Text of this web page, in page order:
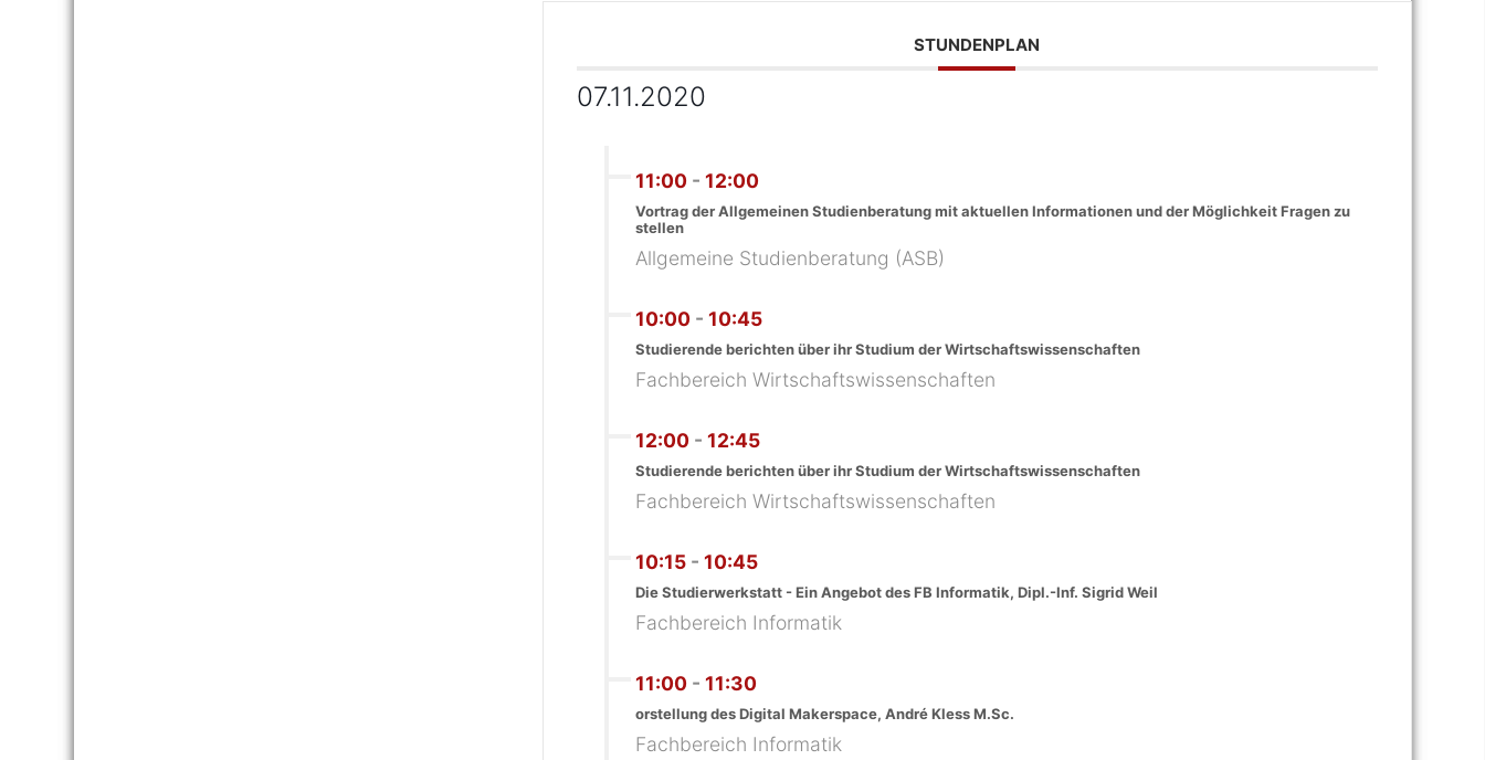
STUNDENPLAN
07.11.2020
11:00- 12:00
Vortrag der Allgemeinen Studienberatung mit aktuellen Informationen und der Möglichkeit Fragen zu
stellen
Allgemeine Studienberatung (ASB)
10:00- 10:45
Studierende berichten über ihr Studium der Wirtschaftswissenschaften
Fachbereich Wirtschaftswissenschaften
12:00- 12:45
Studierende berichten über ihr Studium der Wirtschaftswissenschaften
Fachbereich Wirtschaftswissenschaften
10:15- 10:45
Die Studierwerkstatt - Ein Angebot des FB Informatik, Dipl.-Inf. Sigrid Weil
Fachbereich Informatik
11:00- 11:30
orstellung des Digital Makerspace, André Kless M.Sc.
Fachbereich Informatik